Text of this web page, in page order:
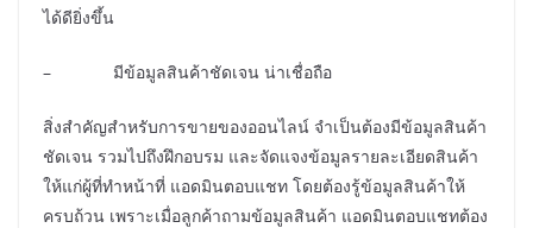
ได้ดียิ่งขึ้น
– มีข้อมูลสินค้าชัดเจน น่าเชื่อถือ
สิ่งสำคัญสำหรับการขายของออนไลน์ จำเป็นต้องมีข้อมูลสินค้า
ชัดเจน รวมไปถึงฝึกอบรม และจัดแจงข้อมูลรายละเอียดสินค้า
ให้แก่ผู้ที่ทำหน้าที่ แอดมินตอบแชท โดยต้องรู้ข้อมูลสินค้าให้
ครบถ้วน เพราะเมื่อลูกค้าถามข้อมูลสินค้า แอดมินตอบแชทต้อง